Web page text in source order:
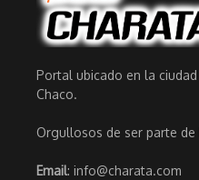
Portal ubicado en la
Chaco.
Orgullosos de ser parte
Email: info@charata.com